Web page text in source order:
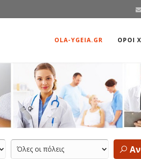
OLA-YGEIA.GR ΟΡΟΙ